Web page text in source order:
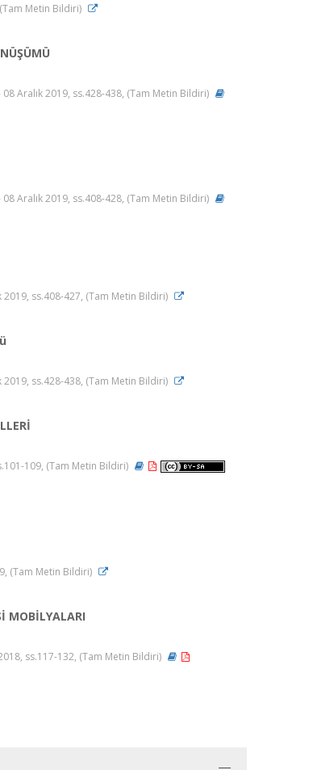
(Tam Metin Bildiri)
- 08 Aralık 2019, ss.428-438, (Tam Metin Bildiri)
- 08 Aralık 2019, ss.408-428, (Tam Metin Bildiri)
ss.408-427, (Tam Metin Bildiri)
ss.428-438, (Tam Metin Bildiri)
109, (Tam Metin Bildiri)
(Tam Metin Bildiri)
MOBİLYALARI
ss.117-132, (Tam Metin Bildiri)